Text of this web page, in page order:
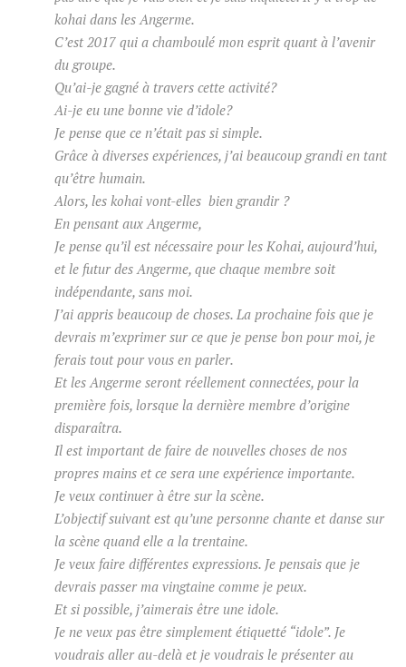
kohai dans les Angerme.
C’est 2017 qui a chamboulé mon esprit quant à l’avenir
du groupe.
Qu’ai-je gagné à travers cette activité?
Ai-je eu une bonne vie d’idole?
Je pense que ce n’était pas si simple.
Grâce à diverses expériences, j’ai beaucoup grandi en tant
qu’être humain.
Alors, les kohai vont-elles bien grandir ?
En pensant aux Angerme,
Je pense qu’il est nécessaire pour les Kohai, aujourd’hui,
et le futur des Angerme, que chaque membre soit
indépendante, sans moi.
J’ai appris beaucoup de choses. La prochaine fois que je
devrais m’exprimer sur ce que je pense bon pour moi, je
ferais tout pour vous en parler.
Et les Angerme seront réellement connectées, pour la
première fois, lorsque la dernière membre d’origine
disparaîtra.
Il est important de faire de nouvelles choses de nos
propres mains et ce sera une expérience importante.
Je veux continuer à être sur la scène.
L’objectif suivant est qu’une personne chante et danse sur
la scène quand elle a la trentaine.
Je veux faire différentes expressions. Je pensais que je
devrais passer ma vingtaine comme je peux.
Et si possible, j’aimerais être une idole.
Je ne veux pas être simplement étiquetté “idole”. Je
voudrais aller au-delà et je voudrais le présenter au